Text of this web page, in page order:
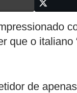
que o italiano
de